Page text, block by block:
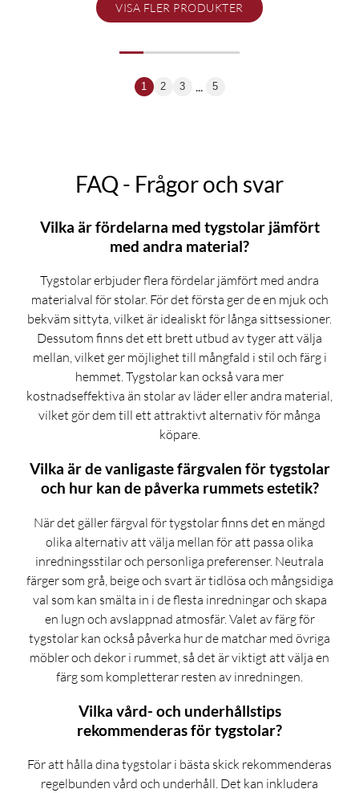
VISA FLER PRODUKTER
1 2 3 ... 5
FAQ - Frågor och svar
Vilka är fördelarna med tygstolar jämfört
med andra material?
Tygstolar erbjuder flera fördelar jämfört med andra
materialval för stolar. För det första ger de en mjuk och
bekväm sittyta, vilket är idealiskt för långa sittsessioner.
Dessutom finns det ett brett utbud av tyger att välja
mellan, vilket ger möjlighet till mångfald i stil och färg i
hemmet. Tygstolar kan också vara mer
kostnadseffektiva än stolar av läder eller andra material,
vilket gör dem till ett attraktivt alternativ för många
köpare.
Vilka är de vanligaste färgvalen för tygstolar
och hur kan de påverka rummets estetik?
När det gäller färgval för tygstolar finns det en mängd
olika alternativ att välja mellan för att passa olika
inredningsstilar och personliga preferenser. Neutrala
färger som grå, beige och svart är tidlösa och mångsidiga
val som kan smälta in i de flesta inredningar och skapa
en lugn och avslappnad atmosfär. Valet av färg för
tygstolar kan också påverka hur de matchar med övriga
möbler och dekor i rummet, så det är viktigt att välja en
färg som kompletterar resten av inredningen.
Vilka vård- och underhållstips
rekommenderas för tygstolar?
För att hålla dina tygstolar i bästa skick rekommenderas
regelbunden vård och underhåll. Det kan inkludera